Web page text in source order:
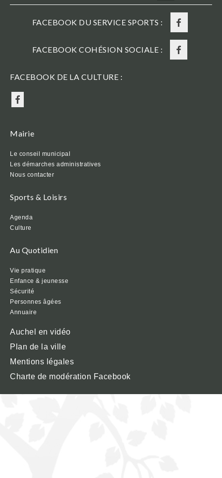
FACEBOOK DU SERVICE SPORTS :
FACEBOOK COHÉSION SOCIALE :
FACEBOOK DE LA CULTURE :
Mairie
Le conseil municipal
Les démarches administratives
Nous contacter
Sports & Loisirs
Agenda
Culture
Au Quotidien
Vie pratique
Enfance & jeunesse
Sécurité
Personnes âgées
Annuaire
Auchel en vidéo
Plan de la ville
Mentions légales
Charte de modération Facebook